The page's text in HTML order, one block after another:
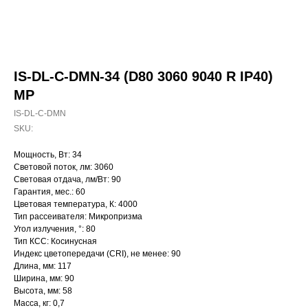
IS-DL-C-DMN-34 (D80 3060 9040 R IP40)
MP
IS-DL-C-DMN
SKU:
Мощность, Вт: 34
Световой поток, лм: 3060
Световая отдача, лм/Вт: 90
Гарантия, мес.: 60
Цветовая температура, К: 4000
Тип рассеивателя: Микропризма
Угол излучения, °: 80
Тип КСС: Косинусная
Индекс цветопередачи (CRI), не менее: 90
Длина, мм: 117
Ширина, мм: 90
Высота, мм: 58
Масса, кг: 0,7